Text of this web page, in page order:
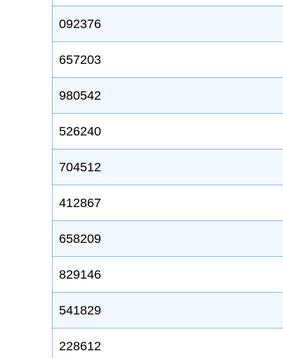
092376
657203
980542
526240
704512
412867
658209
829146
541829
228612